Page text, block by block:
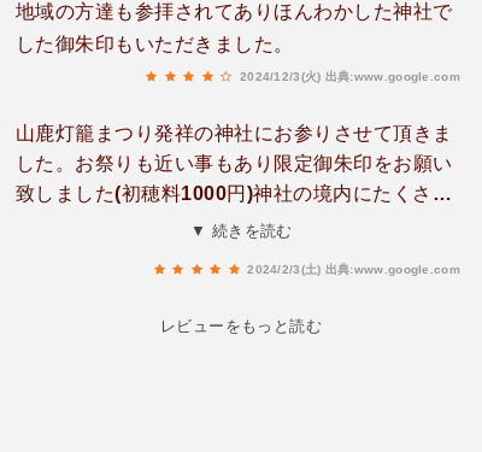
地域の方達も参拝されてありほんわかした神社で
した御朱印もいただきました。
2024/12/3(火) 出典:www.google.com
山鹿灯籠まつり発祥の神社にお参りさせて頂きま
した。お祭りも近い事もあり限定御朱印をお願い
致しました(初穂料1000円)神社の境内にたくさん
の神社があり？？？となりましたが摂社・末社と
なんとヤマトタマムシが遊びに来てくれました。
▼ 続きを読む
2024/2/3(土) 出典:www.google.com
レビューをもっと読む